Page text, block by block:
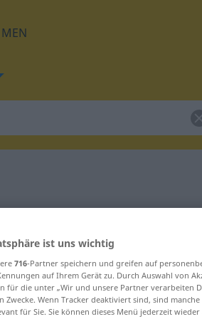
für "beachten"
ist uns wichtig
716-Partner speichern und greifen auf
auf Ihrem Gerät zu. Durch Auswahl von
für die unter „Wir und unsere Partner verarbeiten
Zwecke. Wenn Tracker deaktiviert sind, sind
für Sie. Sie können dieses Menü jederzeit